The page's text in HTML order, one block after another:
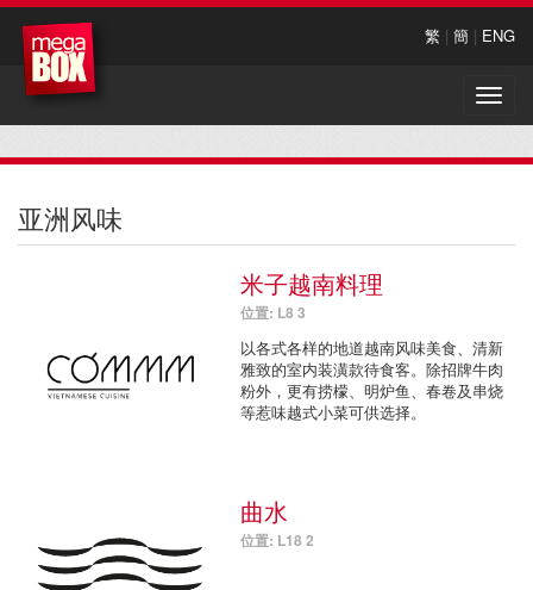
繁 | 簡 | ENG
Toggle
亚洲风味
米子越南料理
位置: L8 3
以各式各样的地道越南风味美食、清新
雅致的室内装潢款待食客。除招牌牛肉
粉外，更有捞檬、明炉鱼、春卷及串烧
等惹味越式小菜可供选择。
曲水
位置: L18 2